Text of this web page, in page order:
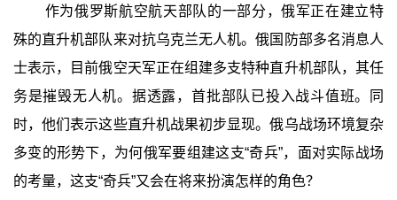
作为俄罗斯航空航天部队的一部分，俄军正在建立特
殊的直升机部队来对抗乌克兰无人机。俄国防部多名消息人
士表示，目前俄空天军正在组建多支特种直升机部队，其任
务是摧毁无人机。据透露，首批部队已投入战斗值班。同
时，他们表示这些直升机战果初步显现。俄乌战场环境复杂
多变的形势下，为何俄军要组建这支“奇兵”，面对实际战场
的考量，这支“奇兵”又会在将来扮演怎样的角色？